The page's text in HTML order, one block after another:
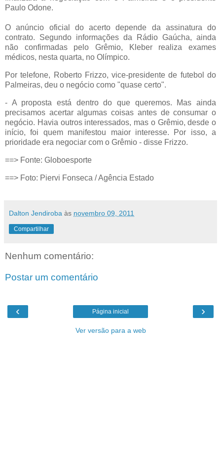
Paulo Odone.
O anúncio oficial do acerto depende da assinatura do
contrato. Segundo informações da Rádio Gaúcha, ainda
não confirmadas pelo Grêmio, Kleber realiza exames
médicos, nesta quarta, no Olímpico.
Por telefone, Roberto Frizzo, vice-presidente de futebol do
Palmeiras, deu o negócio como "quase certo".
- A proposta está dentro do que queremos. Mas ainda
precisamos acertar algumas coisas antes de consumar o
negócio. Havia outros interessados, mas o Grêmio, desde o
início, foi quem manifestou maior interesse. Por isso, a
prioridade era negociar com o Grêmio - disse Frizzo.
==> Fonte: Globoesporte
==> Foto: Piervi Fonseca / Agência Estado
Dalton Jendiroba às novembro 09, 2011
Compartilhar
Nenhum comentário:
Postar um comentário
‹ ›
Página inicial
Ver versão para a web